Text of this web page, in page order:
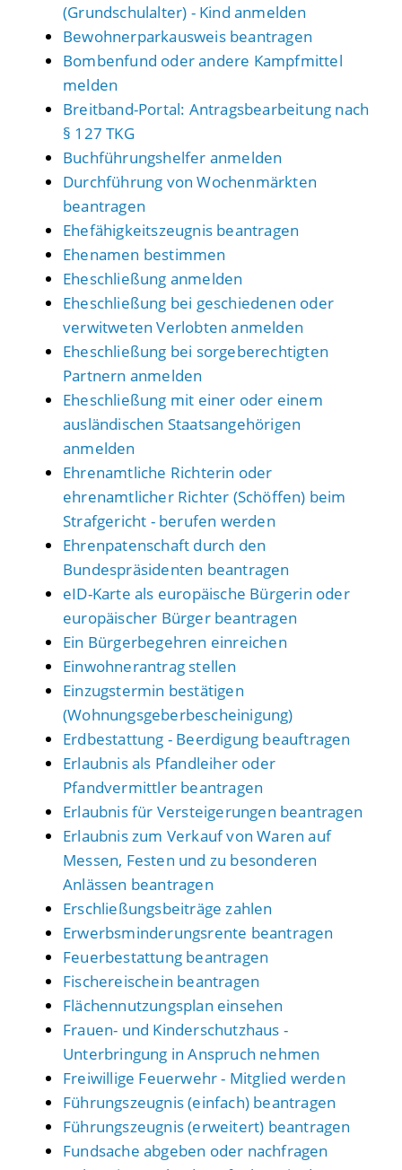
(Grundschulalter) - Kind anmelden
Bewohnerparkausweis beantragen
Bombenfund oder andere Kampfmittel
melden
Breitband-Portal: Antragsbearbeitung nach
§ 127 TKG
Buchführungshelfer anmelden
Durchführung von Wochenmärkten
beantragen
Ehefähigkeitszeugnis beantragen
Ehenamen bestimmen
Eheschließung anmelden
Eheschließung bei geschiedenen oder
verwitweten Verlobten anmelden
Eheschließung bei sorgeberechtigten
Partnern anmelden
Eheschließung mit einer oder einem
ausländischen Staatsangehörigen
anmelden
Ehrenamtliche Richterin oder
ehrenamtlicher Richter (Schöffen) beim
Strafgericht - berufen werden
Ehrenpatenschaft durch den
Bundespräsidenten beantragen
eID-Karte als europäische Bürgerin oder
europäischer Bürger beantragen
Ein Bürgerbegehren einreichen
Einwohnerantrag stellen
Einzugstermin bestätigen
(Wohnungsgeberbescheinigung)
Erdbestattung - Beerdigung beauftragen
Erlaubnis als Pfandleiher oder
Pfandvermittler beantragen
Erlaubnis für Versteigerungen beantragen
Erlaubnis zum Verkauf von Waren auf
Messen, Festen und zu besonderen
Anlässen beantragen
Erschließungsbeiträge zahlen
Erwerbsminderungsrente beantragen
Feuerbestattung beantragen
Fischereischein beantragen
Flächennutzungsplan einsehen
Frauen- und Kinderschutzhaus -
Unterbringung in Anspruch nehmen
Freiwillige Feuerwehr - Mitglied werden
Führungszeugnis (einfach) beantragen
Führungszeugnis (erweitert) beantragen
Fundsache abgeben oder nachfragen